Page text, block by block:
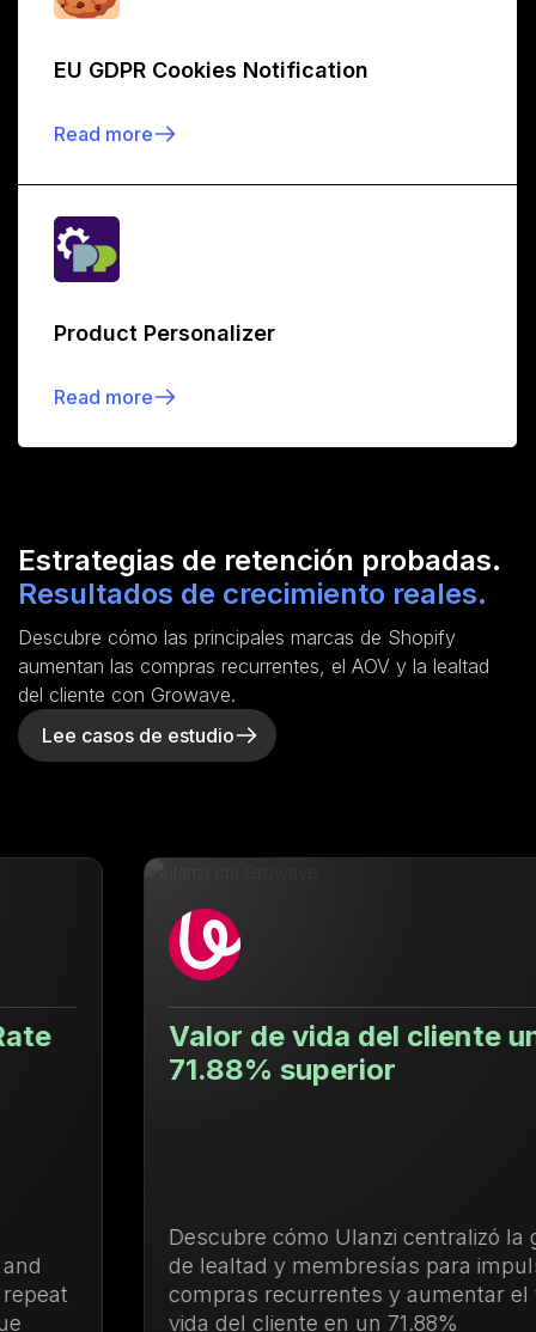
EU GDPR Cookies Notification
Read more
Product Personalizer
Read more
Estrategias de retención probadas.
Resultados de crecimiento reales.
Descubre cómo las principales marcas de Shopify
aumentan las compras recurrentes, el AOV y la lealtad
del cliente con Growave.
Lee casos de estudio
Valor de vida del cliente un
71.88% superior
Descubre cómo Ulanzi centralizó la gestión
de lealtad y membresías para impulsar las
compras recurrentes y aumentar el valor de
vida del cliente en un 71.88%